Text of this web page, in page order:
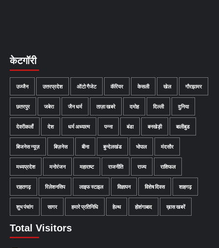
केटगॉरी
उज्जैन उत्तरप्रदेश ऑटो गैजेट कॅरियर केसली खेल गौरझामर
छतरपुर जबेरा जैन धर्म ताज़ा खबरे दमोह दिल्ली दुनिया
देवरीकलाँ देश धर्म अध्यात्म पन्ना बंडा बनखेड़ी बालीबुड
बिजनेस न्यूज़ बिज़नेस बीना बुन्देलखंड भोपाल मंदसौर
मध्यप्रदेश मनोरंजन महाराष्ट राजनीति राज्य राशिफल
राहतगढ़ रिलेशनसिप लाइफ स्टाइल विज्ञापन विशेष दिवस शाहगढ़
शुभ पंचांग सागर हमारे प्रतिनिधि हेल्थ होशंगाबाद ख़ास खबरें
Total Visitors